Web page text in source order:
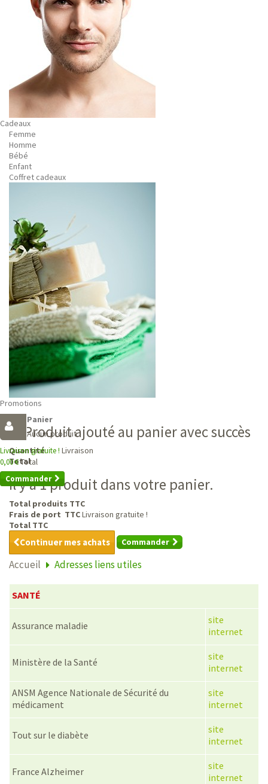
Cadeaux
Femme
Homme
Bébé
Enfant
Coffret cadeaux
Promotions
Panier
Aucun produit
Livraison gratuite ! Livraison
0,00 €Total
Commander
Produit ajouté au panier avec succès
Quantité
Total
Il y a 1 produit dans votre panier.
Total produits TTC
Frais de port TTCLivraison gratuite !
Total TTC
Continuer mes achats Commander
Accueil Adresses liens utiles
SANTÉ
Assurance maladie
site
internet
Ministère de la Santé
site
internet
ANSM Agence Nationale de Sécurité du
médicament
site
internet
Tout sur le diabète
site
internet
France Alzheimer
site
internet